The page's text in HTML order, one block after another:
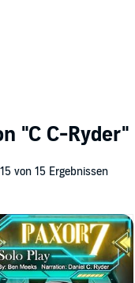
"C C-Ryder"
von 15 Ergebnissen